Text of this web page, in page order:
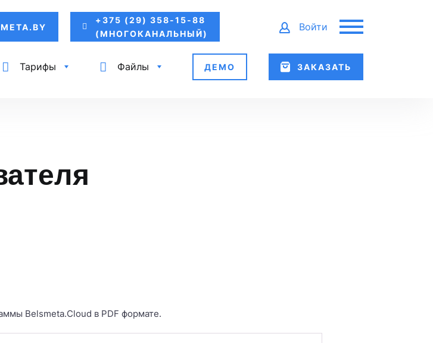
+375 (29) 358-15-88
(МНОГОКАНАЛЬНЫЙ)
Войти
Тарифы Файлы ДЕМО ЗАКАЗАТЬ
Belsmeta.Cloud в PDF формате.